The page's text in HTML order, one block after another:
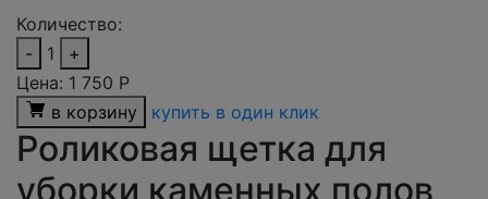
Количество:
-
1
+
Цена: 1 750 Р
в корзину
купить в один клик
Роликовая щетка для
уборки каменных полов